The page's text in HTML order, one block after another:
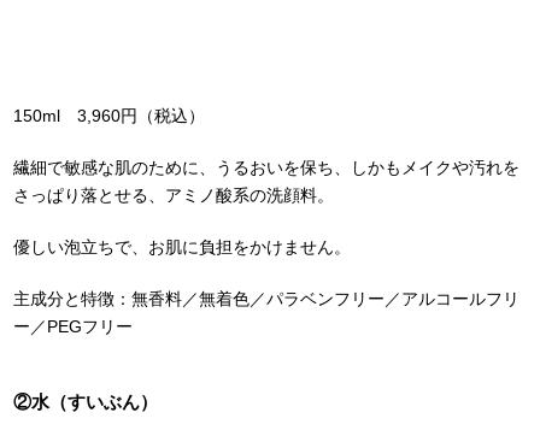
150ml 3,960円（税込）
繊細で敏感な肌のために、うるおいを保ち、しかもメイクや汚れを
さっぱり落とせる、アミノ酸系の洗顔料。
優しい泡立ちで、お肌に負担をかけません。
主成分と特徴：無香料／無着色／パラベンフリー／アルコールフリ
ー／PEGフリー
②水（すいぶん）